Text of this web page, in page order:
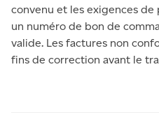
convenu et les exigences
un numéro de bon de
valide. Les factures non
fins de correction avant le